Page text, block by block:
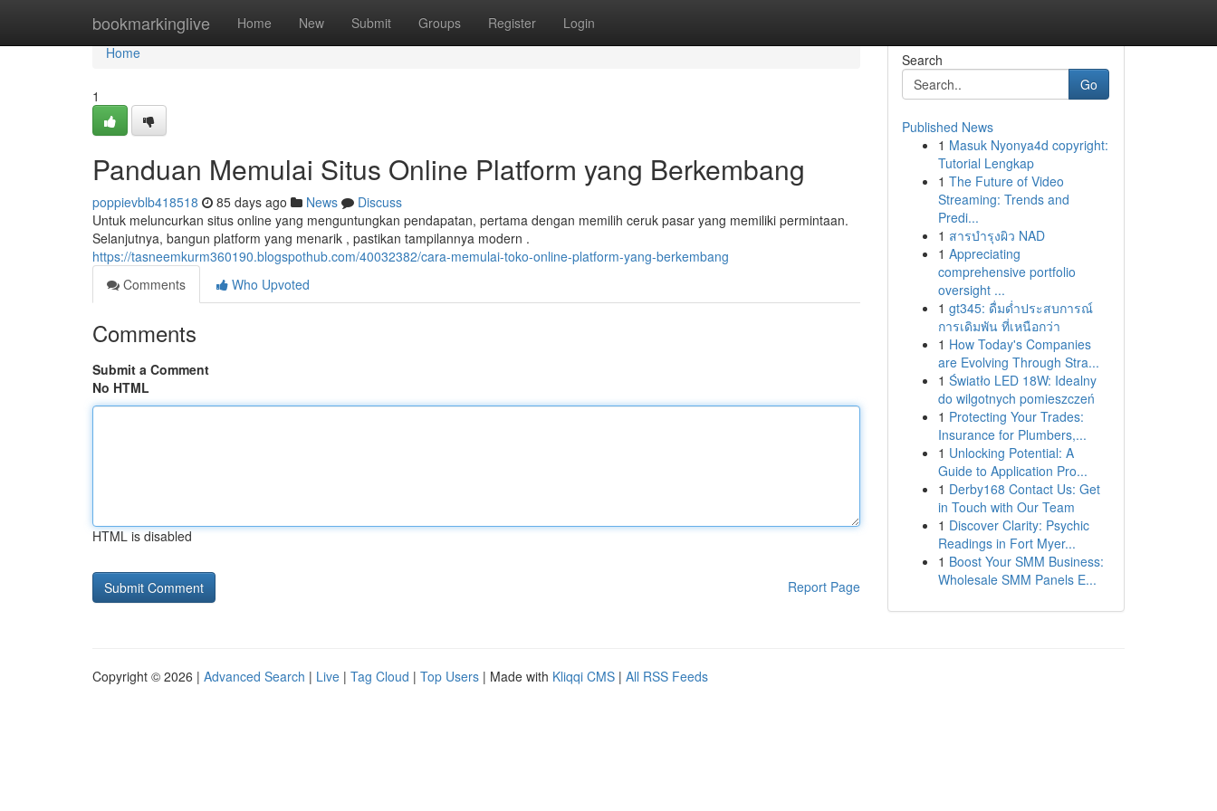
bookmarkinglive Home New Submit Groups Register Login
Home
Home
1
Panduan Memulai Situs Online Platform yang Berkembang
poppievblb418518 85 days ago News
Discuss
Untuk meluncurkan situs online yang menguntungkan pendapatan, pertama dengan memilih ceruk pasar yang memiliki permintaan.
Selanjutnya, bangun platform yang menarik , pastikan tampilannya modern .
https://tasneemkurm360190.blogspothub.com/40032382/cara-memulai-toko-online-platform-yang-berkembang
Comments
Who Upvoted
Comments
Submit a Comment
No HTML
HTML is disabled
Report Page
Search
Go
Published News
1 Masuk Nyonya4d copyright:
Tutorial Lengkap
1 The Future of Video
Streaming: Trends and
Predi...
1 สารบำรุงผิว NAD
1 Appreciating
comprehensive portfolio
oversight ...
1 gt345: ดื่มด่ำประสบการณ์
การเดิมพัน ที่เหนือกว่า
1 How Today's Companies
are Evolving Through Stra...
1 Światło LED 18W: Idealny
do wilgotnych pomieszczeń
1 Protecting Your Trades:
Insurance for Plumbers,...
1 Unlocking Potential: A
Guide to Application Pro...
1 Derby168 Contact Us: Get
in Touch with Our Team
1 Discover Clarity: Psychic
Readings in Fort Myer...
1 Boost Your SMM Business:
Wholesale SMM Panels E...
Copyright © 2026 | Advanced Search | Live | Tag Cloud | Top Users | Made with Kliqqi CMS | All RSS Feeds